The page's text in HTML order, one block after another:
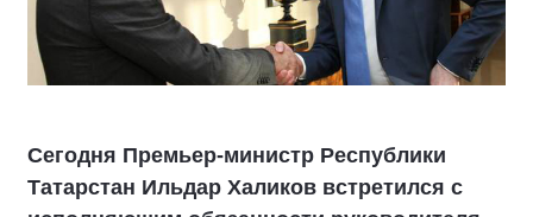
Сегодня Премьер-министр Республики
Татарстан Ильдар Халиков встретился с